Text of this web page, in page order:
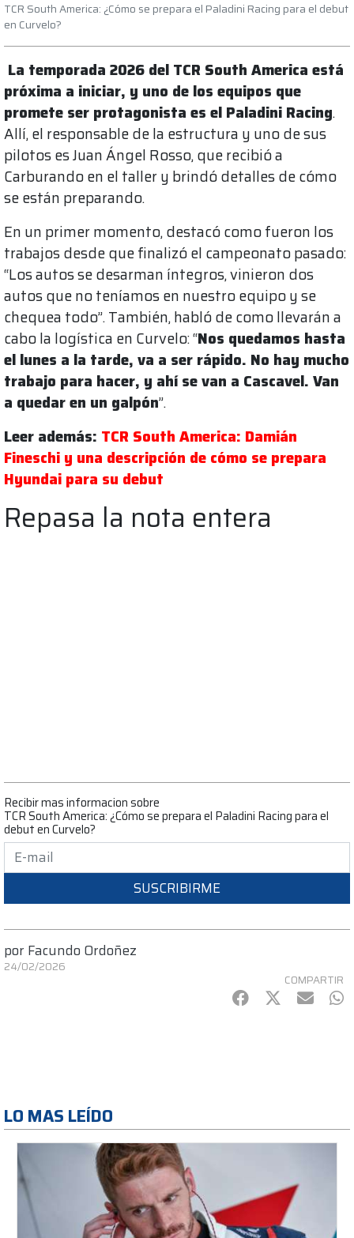
TCR South America: ¿Cómo se prepara el Paladini Racing para el debut
en Curvelo?
La temporada 2026 del TCR South America está
próxima a iniciar, y uno de los equipos que
promete ser protagonista es el Paladini Racing.
Allí, el responsable de la estructura y uno de sus
pilotos es Juan Ángel Rosso, que recibió a
Carburando en el taller y brindó detalles de cómo
se están preparando.
En un primer momento, destacó como fueron los
trabajos desde que finalizó el campeonato pasado:
“Los autos se desarman íntegros, vinieron dos
autos que no teníamos en nuestro equipo y se
chequea todo”. También, habló de como llevarán a
cabo la logística en Curvelo: “Nos quedamos hasta
el lunes a la tarde, va a ser rápido. No hay mucho
trabajo para hacer, y ahí se van a Cascavel. Van
a quedar en un galpón”.
Leer además: TCR South America: Damián
Fineschi y una descripción de cómo se prepara
Hyundai para su debut
Repasa la nota entera
Recibir mas informacion sobre
TCR South America: ¿Cómo se prepara el Paladini Racing para el
debut en Curvelo?
SUSCRIBIRME
por Facundo Ordoñez
24/02/2026
COMPARTIR
Facebook
Twitter
mail
LO MAS LEÍDO